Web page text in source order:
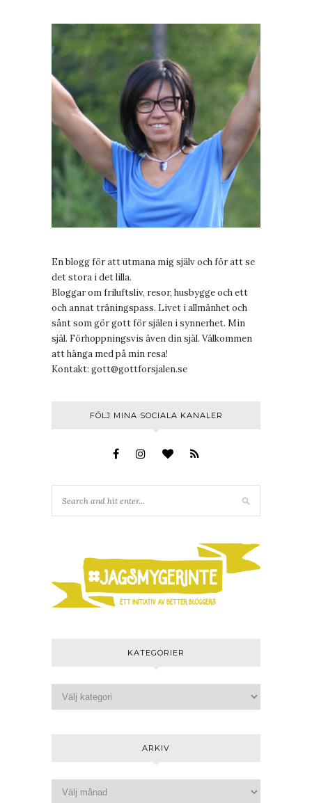
En blogg för att utmana mig själv och för att se
det stora i det lilla.
Bloggar om friluftsliv, resor, husbygge och ett
och annat träningspass. Livet i allmänhet och
sånt som gör gott för själen i synnerhet. Min
själ. Förhoppningsvis även din själ. Välkommen
att hänga med på min resa!
Kontakt: gott@gottforsjalen.se
FÖLJ MINA SOCIALA KANALER
KATEGORIER
ARKIV